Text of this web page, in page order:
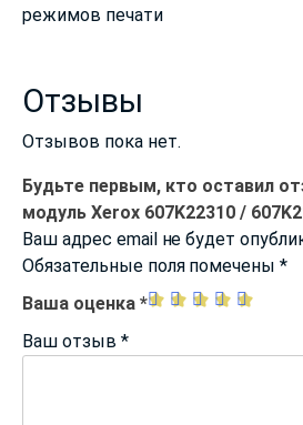
режимов печати
Отзывы
Отзывов пока нет.
Будьте первым, кто оставил
модуль Xerox 607K22310 /
Ваш адрес email не будет
Обязательные поля помечены*
Ваша оценка *
Ваш отзыв *